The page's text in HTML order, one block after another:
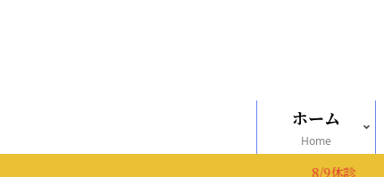
ホーム
Home